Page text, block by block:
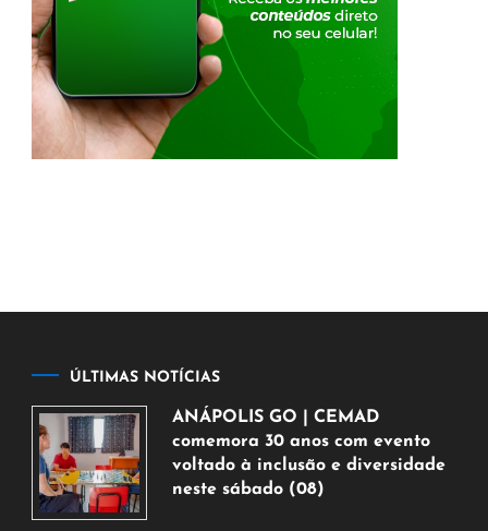
ÚLTIMAS NOTÍCIAS
ANÁPOLIS GO | CEMAD
comemora 30 anos com evento
voltado à inclusão e diversidade
neste sábado (08)